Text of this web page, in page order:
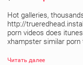
Hot galleries,
http://
porn videos does
xhampster similar porn
Читать далее